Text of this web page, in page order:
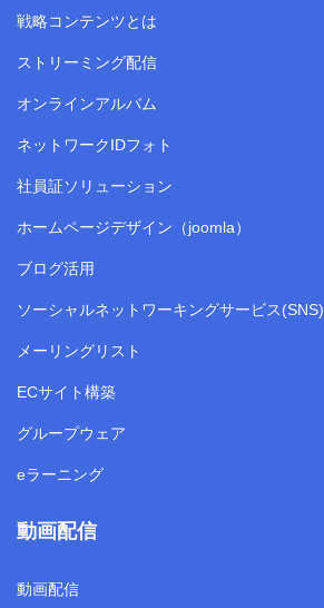
戦略コンテンツとは
ストリーミング配信
オンラインアルバム
ネットワークIDフォト
社員証ソリューション
ホームページデザイン（joomla）
ブログ活用
ソーシャルネットワーキングサービス(SNS)
メーリングリスト
ECサイト構築
グループウェア
eラーニング
動画配信
動画配信